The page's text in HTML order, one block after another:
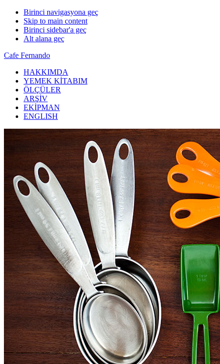
Birinci navigasyona geç
Skip to main content
Birinci sidebar'a geç
Alt alana geç
Cafe Fernando
HAKKIMDA
YEMEK KİTABIM
ÖLÇÜLER
ARŞİV
EKİPMAN
ENGLISH